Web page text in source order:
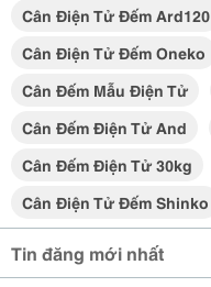
Cân Điện Tử Đếm Ard120
Cân Điện Tử Đếm Oneko
Cân Đếm Mẫu Điện Tử
Cân Đếm Điện Tử And
Cân Đếm Điện Tử 30kg
Cân Điện Tử Đếm Shinko
Tin đăng mới nhất